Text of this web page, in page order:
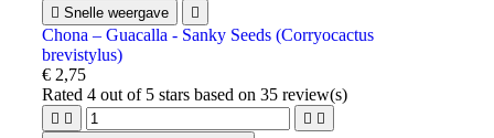
 Snelle weergave 
Chona – Guacalla - Sanky Seeds (Corryocactus
brevistylus)
€ 2,75
Rated4 out of 5 stars based on35 review(s)
   